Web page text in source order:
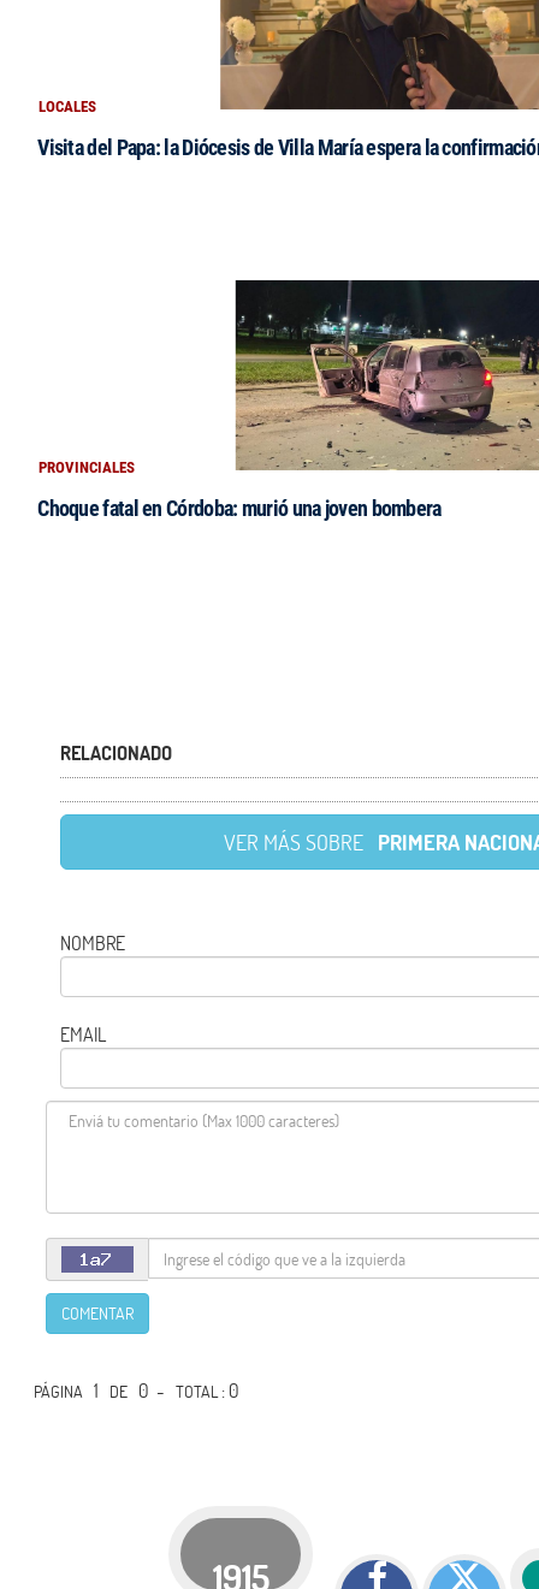
LOCALES
Visita del Papa: la Diócesis de Villa María espera la
PROVINCIALES
Choque fatal en Córdoba: murió una joven bombera
RELACIONADO
VER MÁS SOBRE PRIMERA
NOMBRE
EMAIL
COMENTAR
PÁGINA 1 DE 0 -TOTAL: 0
1915